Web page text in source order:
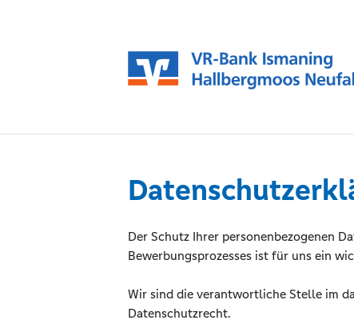
Der Schutz Ihrer personenbezogenen
Bewerbungsprozesses ist für uns ein
Wir sind die verantwortliche Stelle im
Datenschutzrecht.